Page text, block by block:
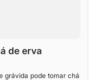
de erva
grávida pode tomar chá